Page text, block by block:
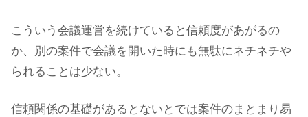
こういう会議運営を続けていると信頼度があがるの
か、別の案件で会議を開いた時にも無駄にネチネチや
られることは少ない。
信頼関係の基礎があるとないとでは案件のまとまり易